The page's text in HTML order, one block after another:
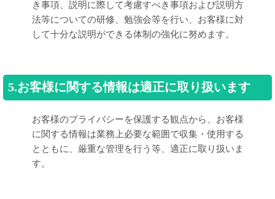
き事項、説明に際して考慮すべき事項および説明方
法等についての研修、勉強会等を行い、お客様に対
して十分な説明ができる体制の強化に努めます。
5.お客様に関する情報は適正に取り扱います
お客様のプライバシーを保護する観点から、お客様
に関する情報は業務上必要な範囲で収集・使用する
とともに、厳重な管理を行う等、適正に取り扱いま
す。